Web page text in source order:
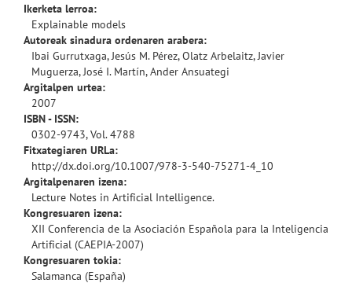
Ikerketa lerroa:
Explainable models
Autoreak sinadura ordenaren arabera:
Ibai Gurrutxaga, Jesús M. Pérez, Olatz Arbelaitz, Javier
Muguerza, José I. Martín, Ander Ansuategi
Argitalpen urtea:
2007
ISBN - ISSN:
0302-9743, Vol. 4788
Fitxategiaren URLa:
http://dx.doi.org/10.1007/978-3-540-75271-4_10
Argitalpenaren izena:
Lecture Notes in Artificial Intelligence.
Kongresuaren izena:
XII Conferencia de la Asociación Española para la Inteligencia
Artificial (CAEPIA-2007)
Kongresuaren tokia:
Salamanca (España)